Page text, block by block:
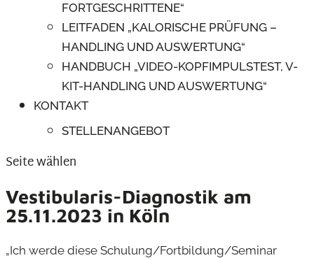
FORTGESCHRITTENE“
LEITFADEN „KALORISCHE PRÜFUNG –
HANDLING UND AUSWERTUNG“
HANDBUCH „VIDEO-KOPFIMPULSTEST, V-
KIT-HANDLING UND AUSWERTUNG“
KONTAKT
STELLENANGEBOT
Seite wählen
Vestibularis-Diagnostik am
25.11.2023 in Köln
„Ich werde diese Schulung/Fortbildung/Seminar